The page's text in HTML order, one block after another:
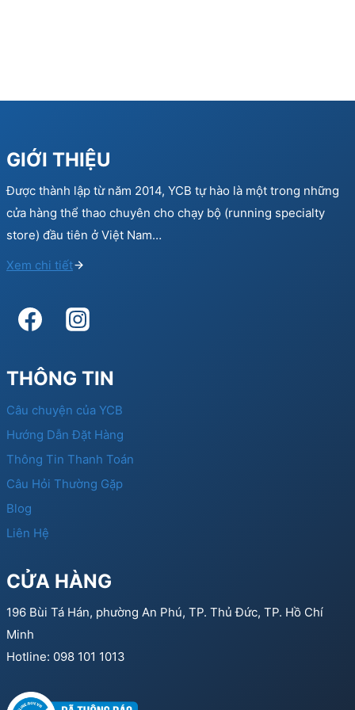
GIỚI THIỆU
Được thành lập từ năm 2014, YCB tự hào là một trong những
cửa hàng thể thao chuyên cho chạy bộ (running specialty
store) đầu tiên ở Việt Nam…
Xem chi tiết
THÔNG TIN
Câu chuyện của YCB
Hướng Dẫn Đặt Hàng
Thông Tin Thanh Toán
Câu Hỏi Thường Gặp
Blog
Liên Hệ
CỬA HÀNG
196 Bùi Tá Hán, phường An Phú, TP. Thủ Đức, TP. Hồ Chí
Minh
Hotline: 098 101 1013